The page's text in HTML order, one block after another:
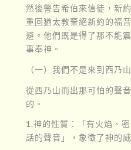
然後警告希伯來信徒，新
重回猶太教棄絕新約的福
避。他們既是得了那不能
事奉神。
（一）我們不是來到西乃
從西乃山而出那可怕的聲
的。
1.神的性質：「有火焰、
話的聲音」，象徵了神的